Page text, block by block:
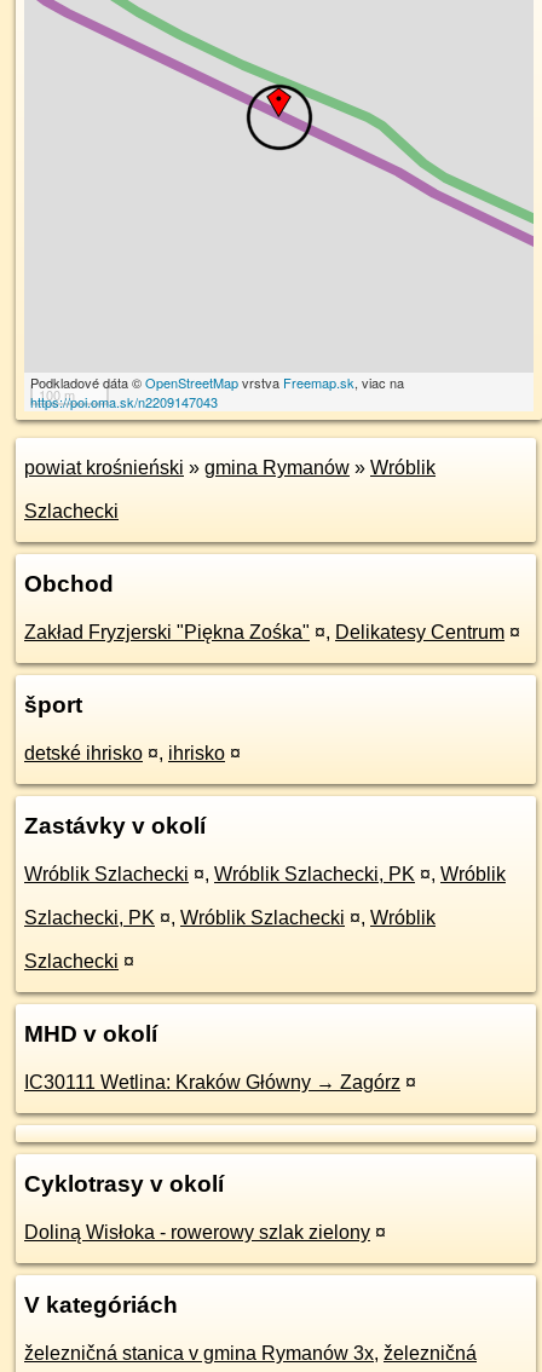
100 m
Podkladové dáta ©OpenStreetMapvrstva Freemap.sk, viac na
https://poi.oma.sk/n2209147043
powiat krośnieński » gmina Rymanów » Wróblik
Szlachecki
Obchod
Zakład Fryzjerski "Piękna Zośka" ¤, Delikatesy Centrum ¤
šport
detské ihrisko ¤, ihrisko ¤
Zastávky v okolí
Wróblik Szlachecki ¤, Wróblik Szlachecki, PK ¤, Wróblik
Szlachecki, PK ¤, Wróblik Szlachecki ¤, Wróblik
Szlachecki ¤
MHD v okolí
IC30111 Wetlina: Kraków Główny → Zagórz ¤
Cyklotrasy v okolí
Doliną Wisłoka - rowerowy szlak zielony ¤
V kategóriách
železničná stanica v gmina Rymanów 3x, železničná